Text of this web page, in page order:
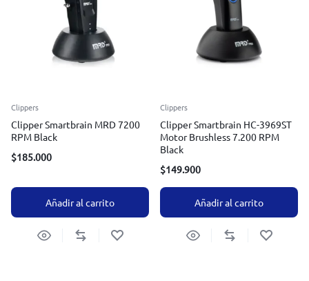
Clippers
Clipper Smartbrain MRD 7200
RPM Black
$185.000
Añadir al carrito
Clippers
Clipper Smartbrain HC-3969ST
Motor Brushless 7.200 RPM
Black
$149.900
Añadir al carrito